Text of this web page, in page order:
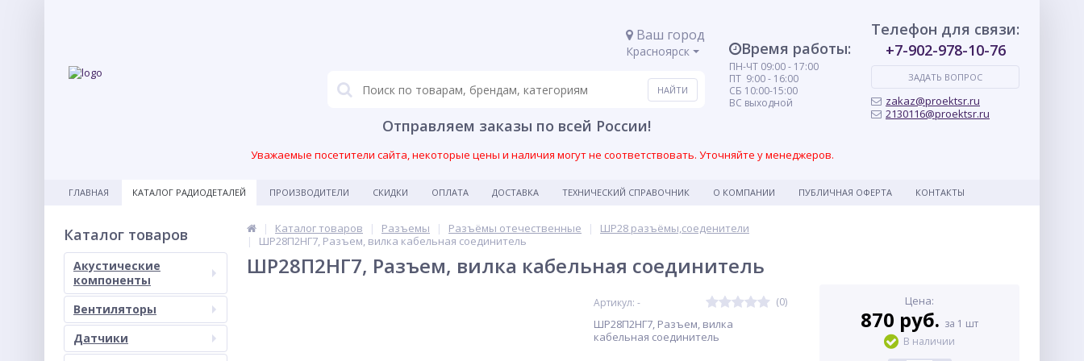
Ваш город
Красноярск
Отправляем заказы по всей России!
Время работы:
ПН-ЧТ 09:00 - 17:00
ПТ 9:00 - 16:00
СБ 10:00-15:00
ВС выходной
Телефон для связи:
+7-902-978-10-76
ЗАДАТЬ ВОПРОС
zakaz@proektsr.ru
2130116@proektsr.ru
Уважаемые посетители сайта, некоторые цены и наличия могут не соответствовать. Уточняйте у менеджеров.
ГЛАВНАЯ КАТАЛОГ РАДИОДЕТАЛЕЙ ПРОИЗВОДИТЕЛИ СКИДКИ ОПЛАТА ДОСТАВКА ТЕХНИЧЕСКИЙ СПРАВОЧНИК О КОМПАНИИ ПУБЛИЧНАЯ ОФЕРТА КОНТАКТЫ
Каталог товаров
Акустические
компоненты
Вентиляторы
Датчики
Каталог товаров Разъемы Разъёмы отечественные
ШР28 разъёмы,соеденители
ШР28П2НГ7, Разъем, вилка кабельная соединитель
ШР28П2НГ7, Разъем, вилка кабельная соединитель
Артикул: - (0)
ШР28П2НГ7, Разъем, вилка
кабельная соединитель
Цена:
870 руб. за 1 шт
В наличии